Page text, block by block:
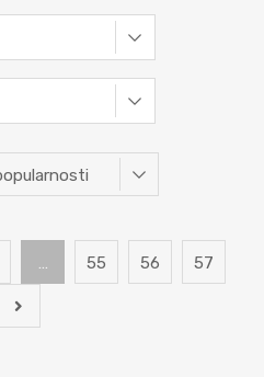
… 55 56 57